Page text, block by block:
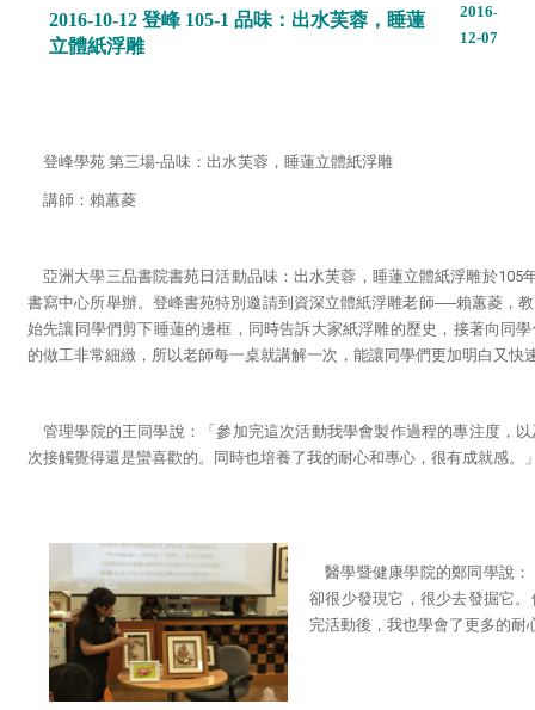
2016-10-12 登峰 105-1 品味：出水芙蓉，睡蓮
立體紙浮雕
2016-
12-07
登峰學苑 第三場-品味：出水芙蓉，睡蓮立體紙浮雕
講師 ： 賴蕙菱
亞洲大學三品書院書苑日活動品味：出水芙蓉，睡蓮立體紙浮雕於105
書寫中心所舉辦。登峰書苑特別邀請到資深立體紙浮雕老師──賴蕙菱，
始先讓同學們剪下睡蓮的邊框，同時告訴大家紙浮雕的歷史，接著向同
的做工非常細緻，所以老師每一桌就講解一次，能讓同學們更加明白又快
管理學院的王同學說：「參加完這次活動我學會製作過程的專注度，
次接觸覺得還是蠻喜歡的。同時也培養了我的耐心和專心，很有成就感。
醫學暨健康學院的鄭同學說
卻很少發現它，很少去發掘它
完活動後，我也學會了更多的耐